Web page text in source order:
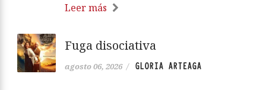
Leer más
Fuga disociativa
agosto 06, 2026 / GLORIA ARTEAGA